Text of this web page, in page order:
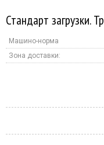
Стандарт загрузки.
Машино-норма
Зона доставки: